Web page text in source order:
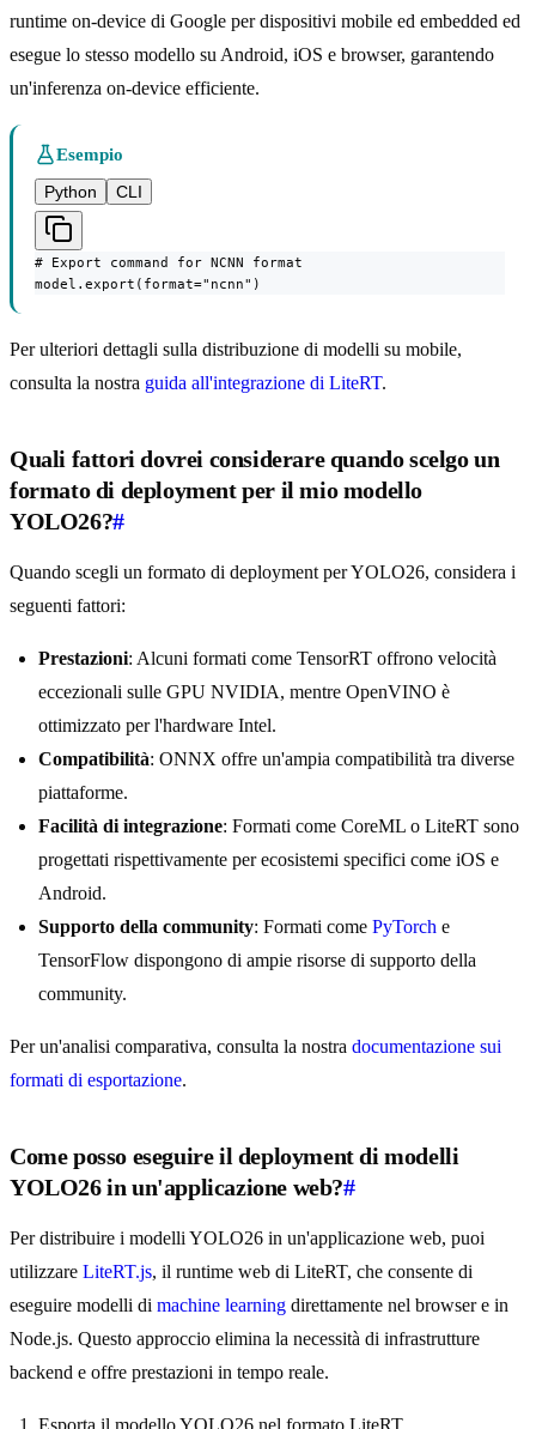
runtime on-device di Google per dispositivi mobile ed embedded ed
esegue lo stesso modello su Android, iOS e browser, garantendo
un'inferenza on-device efficiente.
Esempio
Python
CLI
# Export command for NCNN format
model.export(format="ncnn")
Per ulteriori dettagli sulla distribuzione di modelli su mobile,
consulta la nostra guida all'integrazione di LiteRT.
Quali fattori dovrei considerare quando scelgo un
formato di deployment per il mio modello
YOLO26?#
Quando scegli un formato di deployment per YOLO26, considera i
seguenti fattori:
Prestazioni: Alcuni formati come TensorRT offrono velocità
eccezionali sulle GPU NVIDIA, mentre OpenVINO è
ottimizzato per l'hardware Intel.
Compatibilità: ONNX offre un'ampia compatibilità tra diverse
piattaforme.
Facilità di integrazione: Formati come CoreML o LiteRT sono
progettati rispettivamente per ecosistemi specifici come iOS e
Android.
Supporto della community: Formati come PyTorch e
TensorFlow dispongono di ampie risorse di supporto della
community.
Per un'analisi comparativa, consulta la nostra documentazione sui
formati di esportazione.
Come posso eseguire il deployment di modelli
YOLO26 in un'applicazione web?#
Per distribuire i modelli YOLO26 in un'applicazione web, puoi
utilizzare LiteRT.js, il runtime web di LiteRT, che consente di
eseguire modelli di machine learning direttamente nel browser e in
Node.js. Questo approccio elimina la necessità di infrastrutture
backend e offre prestazioni in tempo reale.
Esporta il modello YOLO26 nel formato LiteRT.